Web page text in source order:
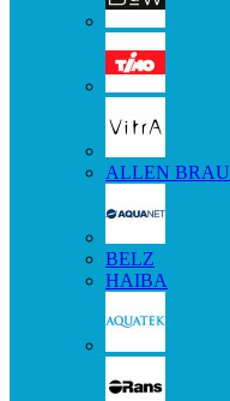
ALLEN BRAU
BELZ
HAIBA